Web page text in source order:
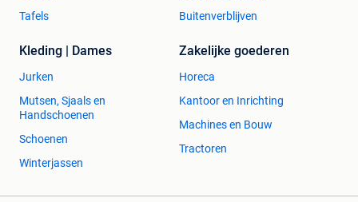
Tafels
Buitenverblijven
Kleding | Dames
Jurken
Mutsen, Sjaals en
Handschoenen
Schoenen
Winterjassen
Zakelijke goederen
Horeca
Kantoor en Inrichting
Machines en Bouw
Tractoren